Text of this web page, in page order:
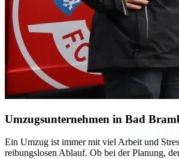
Umzugsunternehmen in Bad
Ein Umzug ist immer mit viel Arbeit und
reibungslosen Ablauf. Ob bei der Planung,